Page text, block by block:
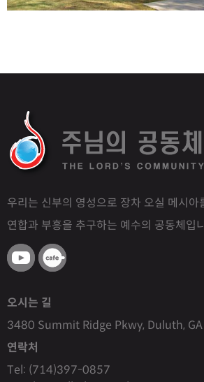
우리는 신부의 영성으로 장차 오실 메시아
연합과 부흥을 추구하는 예수의 공동체입
오시는 길
3480 Summit Ridge Pkwy, Duluth,
연락처
Tel: (714)397-0857